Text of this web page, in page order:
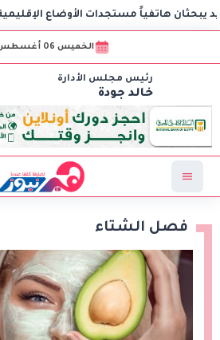
هاتفياً مستجدات الأوضاع الإقليمية
الخميس 06 أغسطس 2026
رئيس مجلس الأدارة
خالد جودة
فصل الشتاء